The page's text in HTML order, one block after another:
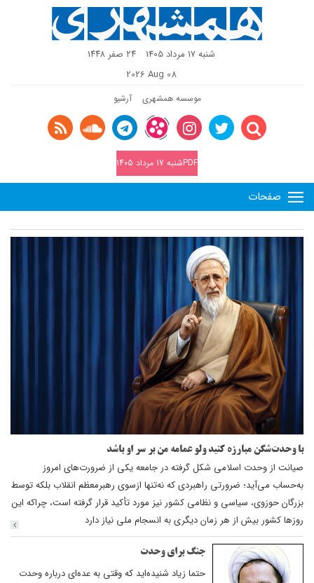
شنبه 17 مرداد 1405
٢٤ صفر ١٤٤٨
2026 Aug 08
موسسه همشهری آرشیو
PDFشنبه 17 مرداد 1405
صفحات
با وحدت‌شکن مبارزه کنید ولو عمامه من بر سر او باشد
‌صیانت از وحدت اسلامی شکل گرفته در جامعه یکی از ضرورت‌های امروز
به‌حساب می‌آید؛ ضرورتی راهبردی که نه‌تنها ازسوی رهبرمعظم ‌انقلاب‌ بلکه توسط
بزرگان حوزوی، سیاسی و نظامی کشور نیز مورد تأکید قرار گرفته است، چراکه این
روزها کشور بیش از هر زمان دیگری به انسجام ملی نیاز دارد
جنگ برای وحدت
حتما زیاد شنیده‌اید که وقتی به عده‌ای درباره وحدت